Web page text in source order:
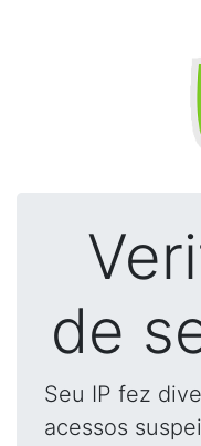
de
Seu IP fez
acessos